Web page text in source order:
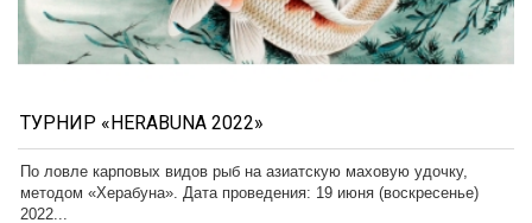
ТУРНИР «HERABUNA 2022»
По ловле карповых видов рыб на азиатскую маховую удочку,
методом «Херабуна». Дата проведения: 19 июня (воскресенье)
2022...